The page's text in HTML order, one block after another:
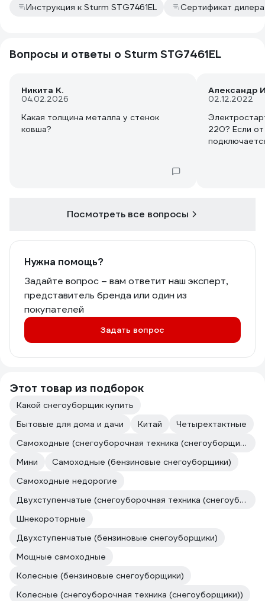
Инструкция к Sturm STG7461EL Сертификат дилера
Вопросы и ответы о Sturm STG7461EL
Никита К.
04.02.2026
Какая толщина металла у стенок
ковша?
Александр
02.12.2022
220? Если
Посмотреть все вопросы
Нужна помощь?
Задайте вопрос – вам ответит наш эксперт,
представитель бренда или один из
покупателей
Задать вопрос
Этот товар из подборок
Какой снегоуборщик купить
Бытовые для дома и дачи
Китай
Четырехтактные
Самоходные (снегоуборочная техника (снегоуборщики))
Мини
Самоходные (бензиновые снегоуборщики)
Самоходные недорогие
Двухступенчатые (снегоуборочная техника (снегоуборщики))
Шнекороторные
Двухступенчатые (бензиновые снегоуборщики)
Мощные самоходные
Колесные (бензиновые снегоуборщики)
Колесные (снегоуборочная техника (снегоуборщики))